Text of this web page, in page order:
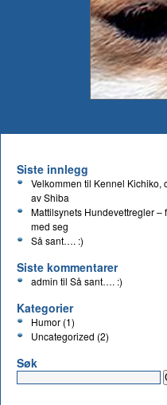
Siste innlegg
Velkommen til Kennel Kichiko,
av Shiba
Mattilsynets Hundevettregler –
med seg
Så sant…. :)
Siste kommentarer
admin til Så sant…. :)
Kategorier
Humor (1)
Uncategorized (2)
Søk